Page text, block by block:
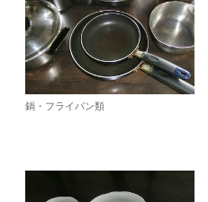
鍋・フライパン類